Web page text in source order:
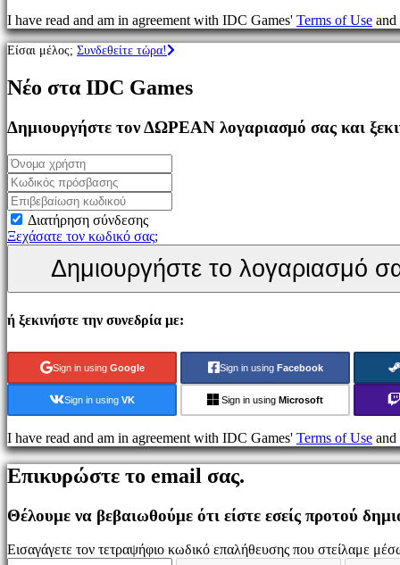
MMO
Παιχνίδια
RPG
Σπορ
Σκοποβολής
Racing
games
Casual
games
Indie
games
Simulation
Puzzle
games
games
Παρουσιάσεις
Κοινότητα
Εκδηλώσεις
εντός
παιχνιδιού
Μαζικής
Οδηγοί
I have read and am in agreement with IDC Games' Terms of Use and
Είσαι μέλος; Συνδεθείτε τώρα!
Νέο στα IDC Games
Δημιουργήστε τον ΔΩΡΕΑΝ λογαριασμό σας και
Διατήρηση σύνδεσης
Ξεχάσατε τον κωδικό σας;
Δημιουργήστε το λογαριασμό
ή ξεκινήστε την συνεδρία με:
Sign in using Google Sign in using Facebook
Sign in using VK Sign in using Microsoft
I have read and am in agreement with IDC Games' Terms of Use and
Επικυρώστε το email σας.
Θέλουμε να βεβαιωθούμε ότι είστε εσείς προτού
Εισαγάγετε τον τετραψήφιο κωδικό επαλήθευσης που στείλαμε